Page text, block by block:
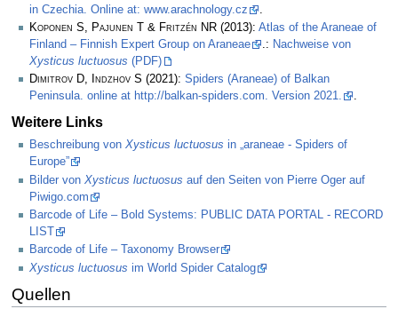
in Czechia. Online at: www.arachnology.cz
.
Koponen S, Pajunen T & Fritzén NR (2013): Atlas of the Araneae of
Finland – Finnish Expert Group on Araneae
.: Nachweise von
Xysticus luctuosus (PDF)
Dimitrov D, Indzhov S (2021): Spiders (Araneae) of Balkan
Peninsula. online at http://balkan-spiders.com. Version 2021.
.
Weitere Links
Beschreibung von Xysticus luctuosus in „araneae - Spiders of
Europe”
Bilder von Xysticus luctuosus auf den Seiten von Pierre Oger auf
Piwigo.com
Barcode of Life – Bold Systems: PUBLIC DATA PORTAL - RECORD
LIST
Barcode of Life – Taxonomy Browser
Xysticus luctuosus im World Spider Catalog
Quellen